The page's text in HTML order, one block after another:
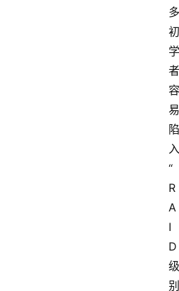
多
初
学
者
容
易
陷
入
“
R
A
I
D
级
别